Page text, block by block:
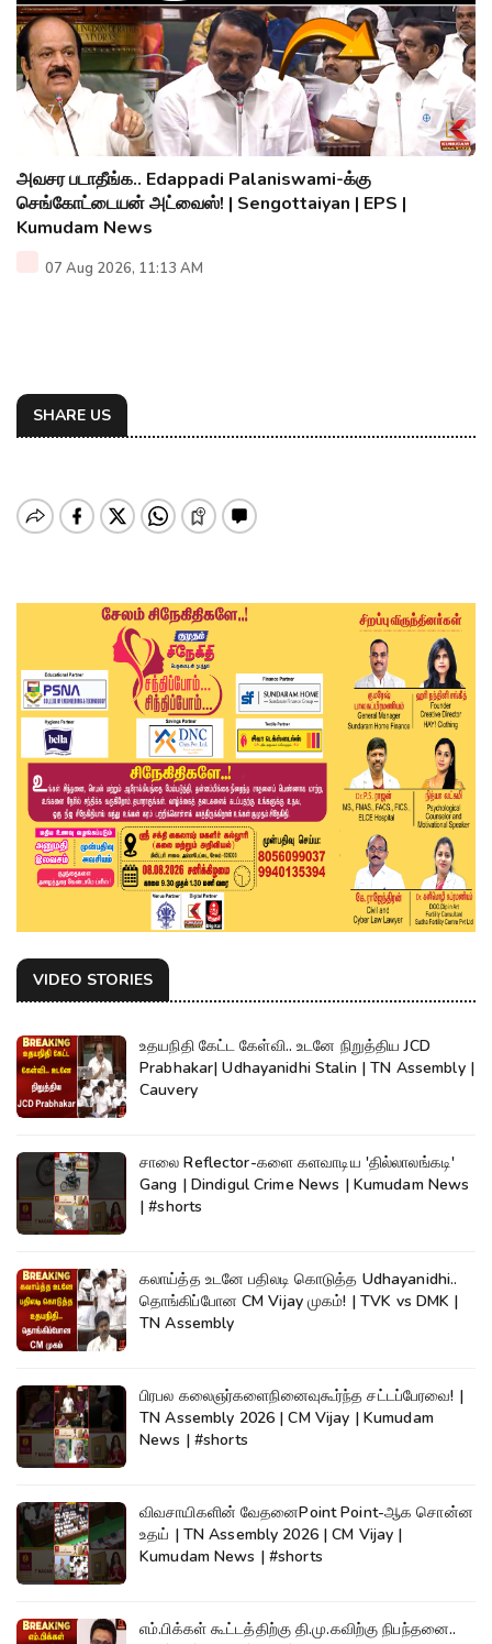
அவசர படாதீங்க.. Edappadi Palaniswami-க்கு
செங்கோட்டையன் அட்வைஸ்! | Sengottaiyan | EPS |
Kumudam News
07 Aug 2026, 11:13 AM
SHARE US
VIDEO STORIES
உதயநிதி கேட்ட கேள்வி.. உடனே நிறுத்திய JCD
Prabhakar| Udhayanidhi Stalin | TN Assembly |
Cauvery
சாலை Reflector-களை களவாடிய 'தில்லாலங்கடி'
Gang | Dindigul Crime News | Kumudam News
| #shorts
கலாய்த்த உடனே பதிலடி கொடுத்த Udhayanidhi..
தொங்கிப்போன CM Vijay முகம்! | TVK vs DMK |
TN Assembly
பிரபல கலைஞர்களைநினைவுகூர்ந்த சட்டப்பேரவை! |
TN Assembly 2026 | CM Vijay | Kumudam
News | #shorts
விவசாயிகளின் வேதனைPoint Point-ஆக சொன்ன
உதய் | TN Assembly 2026 | CM Vijay |
Kumudam News | #shorts
எம்.பிக்கள் கூட்டத்திற்கு தி.மு.கவிற்கு நிபந்தனை..